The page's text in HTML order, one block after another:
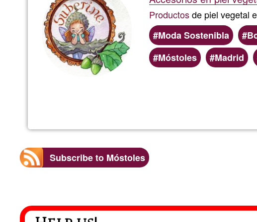
Productosde piel vegetal
Moda Sostenibla
Móstoles
Madrid
Subscribe to Móstoles